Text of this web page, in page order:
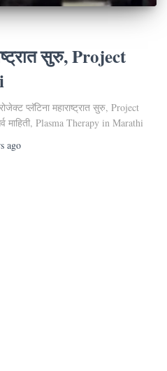
सुरु, Project
प्लॅटिना महाराष्ट्रात सुरु, Project
माहिती, Plasma Therapy in Marathi
ago